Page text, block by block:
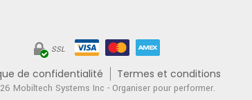
SSL
de confidentialité Termes et conditions
Mobiltech Systems Inc - Organiser pour performer.